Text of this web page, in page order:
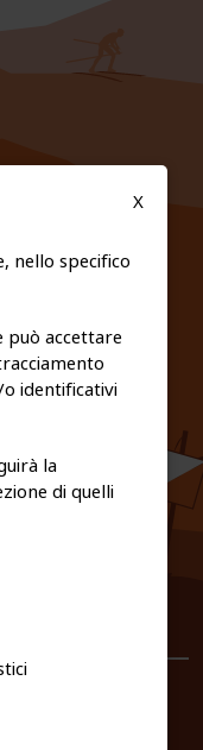
X
nello specifico
accettare
identificativi
la
di quelli